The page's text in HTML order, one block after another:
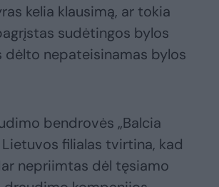
kelia klausimą, ar tokia
sudėtingos bylos
dėlto nepateisinamas bylos
bendrovės „Balcia
Lietuvos filialas tvirtina, kad
nepriimtas dėl tęsiamo